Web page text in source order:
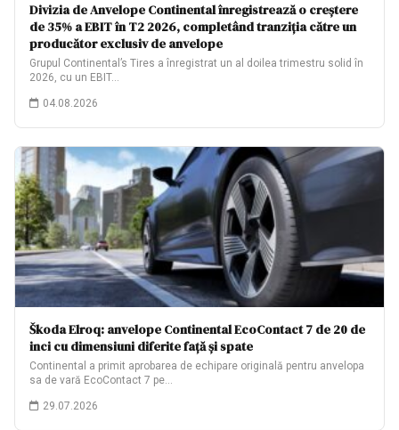
Divizia de Anvelope Continental înregistrează o creștere
de 35% a EBIT în T2 2026, completând tranziția către un
producător exclusiv de anvelope
Grupul Continental’s Tires a înregistrat un al doilea trimestru solid în
2026, cu un EBIT…
04.08.2026
Škoda Elroq: anvelope Continental EcoContact 7 de 20 de
inci cu dimensiuni diferite față și spate
Continental a primit aprobarea de echipare originală pentru anvelopa
sa de vară EcoContact 7 pe…
29.07.2026